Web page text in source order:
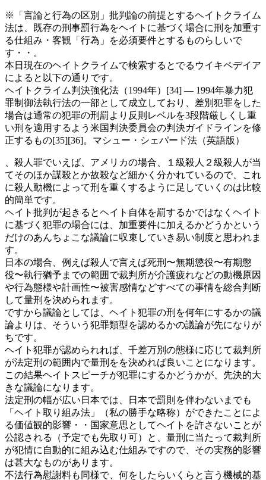
※「言論と行為の区別」批判論の前提とするヘイトクライム
法は、既存の刑事罰行為をヘイトに基づく場合に刑を加重す
る仕組み・客観「行為」を必須要件とするものらしいで
す・・。
本日現在のヘイトクライムで検索するとでるウイキペデイア
によると以下の通りです。
ヘイトクライム判決強化法（1994年）[34] — 1994年暴力犯
罪制御法執行法の一部として成立しており、差別犯罪をした
場合は通常の犯罪の刑罰より反則レベルを3段階厳しくし重
い刑を適用するよう米国判決委員会の判決ガイドラインを修
正するもの[35][36]。マシュー・シェパード法（英語版）
、殺人罪でいえば、アメリカの場合、１級殺人２級殺人が当
てそのほか謀殺とか故殺など細かく分かれているので、これ
に殺人動機によって刑を重くするように足していくのは比較
的簡単です。
ヘイト批判が起きるとヘイト自体を罰するかではなくヘイト
に基づく犯罪の場合には、加重要件に加えるかどうかという
だけのあんちょこな議論に収束していき易い制度と思われま
す。
日本の場合、例えば殺人で言えば死刑〜無期懲役〜有期懲
役〜執行猶予までの範囲で裁判所が介護疲れなどの動機原因
や行為態様や計画性〜被害感情などすべての事情を総合判断
して量刑を決められます。
ですから議論としては、ヘイト犯罪の刑を何年にするかの議
論よりは、そういう犯罪類型を認めるかの議論が先になりが
ちです。
ヘイト犯罪が認められれば、千差万別の態様に応じて裁判所
が法定刑の範囲内で量刑をを決めれば良いことになります。
この結果ヘイトスピーチが犯罪にするかどうかが、先決的大
きな議論になります。
法定刑の幅が広い日本では、日本で罰則を伴わないまでも
「ヘイト取り組み法」（私の勝手な略称）ができたことによ
る価値観的影響・・国家意思としてヘイトを許さないことが
公認される（予定でも先取り可）と、量刑に当たって裁判所
が犯情に自動的に組み込む仕組みですので、その実務的影響
は甚大なものがあります。
不法行為慰謝料も同様で、何をしたらいくらと言う機械的基